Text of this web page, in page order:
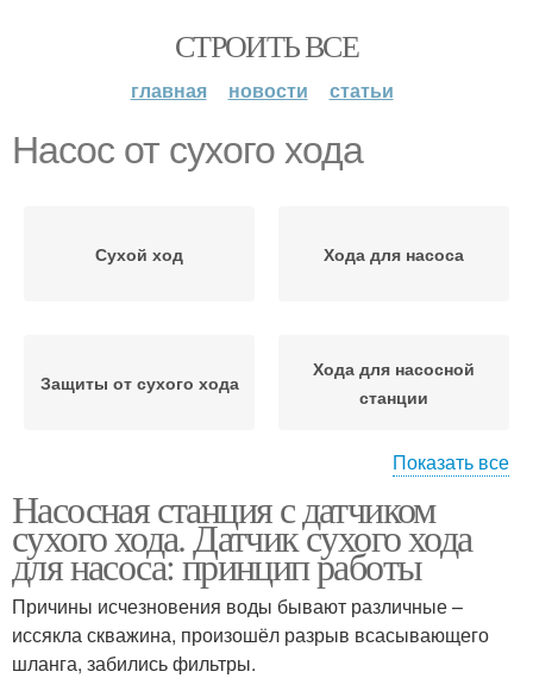
СТРОИТЬ ВСЕ
главная новости статьи
Насос от сухого хода
Сухой ход Хода для насоса
Защиты от сухого хода
Хода для насосной
станции
Защита от сухого хода Насос с защитой
Хода к глубинному
насосу
Скважинный насос
Показать все
Насосная станция с датчиком
сухого хода. Датчик сухого хода
для насоса: принцип работы
Причины исчезновения воды бывают различные –
иссякла скважина, произошёл разрыв всасывающего
шланга, забились фильтры.